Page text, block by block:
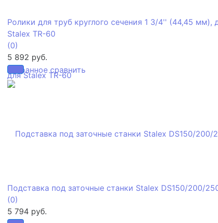
избранное сравнить
Ролики для труб круглого сечения 1 3/4'' (44,45 мм),
Stalex TR-60
(0)
5 892 руб.
Подставка под заточные станки Stalex DS150/200/
(0)
5 794 руб.